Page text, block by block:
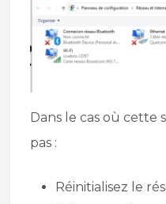
Dans le cas où cette
pas :
Réinitialisez le